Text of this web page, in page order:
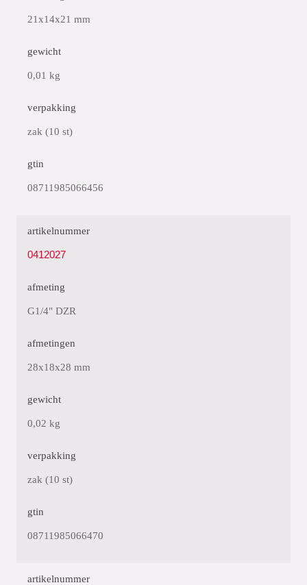
21x14x21 mm
gewicht
0,01 kg
verpakking
zak (10 st)
gtin
08711985066456
artikelnummer
0412027
afmeting
G1/4" DZR
afmetingen
28x18x28 mm
gewicht
0,02 kg
verpakking
zak (10 st)
gtin
08711985066470
artikelnummer